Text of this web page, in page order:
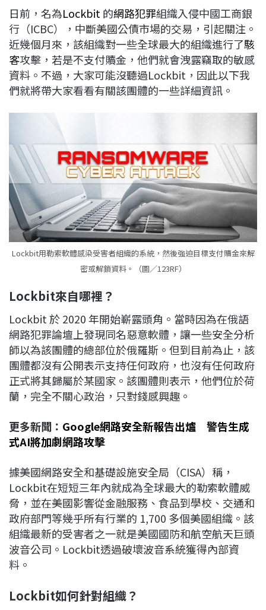
b
o
o
k
a
d
s
e
d
I
n
L
i
n
k
日前，名為Lockbit 的網路犯罪組織入侵中國工商銀
行（ICBC），中斷美國公債市場的交易，引起關注。
近幾個月來，該組織對一些全球最大的組織進行了駭
客攻擊，若是不支付贖金，他們就會洩露竊取的敏感
資料。不過，大家可能沒聽過Lockbit，因此以下我
們就將帶大家看看有關該團體的一些詳細資訊。
Lockbit用勒索軟體感染受害者組織的系統，然後強迫目標支付贖金來解
密或解鎖資料。（圖／123RF）
Lockbit來自哪裡？
Lockbit 於 2020 年開始嶄露頭角。當時因為在俄語
網路犯罪論壇上發現同名惡意軟體，讓一些安全分析
師以為該團體的總部位於俄羅斯。但到目前為止，該
團體都沒有公開表示支持任何政府，也沒有任何政府
正式將其歸屬於某國家。該團體則表示，他們位於荷
蘭，完全不關心政治，只對錢感興趣。
更多新聞： Google網路安全新報告出爐 警告生成
式AI將加劇網路攻擊
據美國網路安全和基礎設施安全局（CISA）稱，
Lockbit在短短三年內就成為全球最大的勒索軟體威
脅，並在美國影響從金融服務、食品到學校、交通和
政府部門等幾乎所有行業的 1,700 多個美國組織。該
組織最新的受害者之一就是美國國防和航空航天巨頭
波音公司。Lockbit透過破壞波音系統獲得內部資
料。
Lockbit如何針對組織？